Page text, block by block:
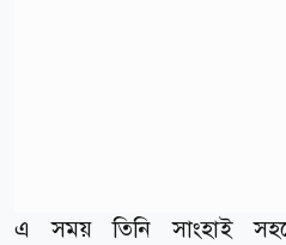
এ সময় তিনি সাংহাই